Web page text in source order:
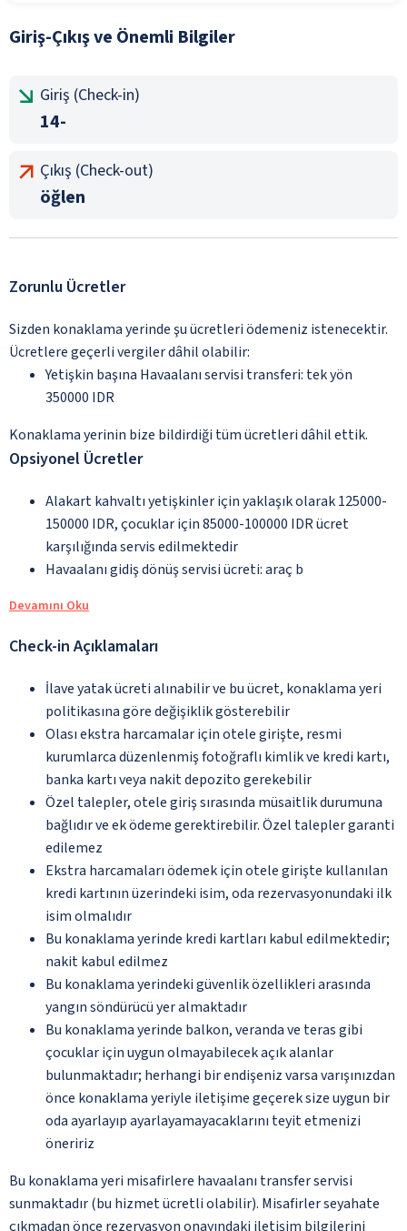
Giriş-Çıkış ve Önemli Bilgiler
Giriş (Check-in)
14-
Çıkış (Check-out)
öğlen
Zorunlu Ücretler
Sizden konaklama yerinde şu ücretleri ödemeniz istenecektir.
Ücretlere geçerli vergiler dâhil olabilir:
Yetişkin başına Havaalanı servisi transferi: tek yön
350000 IDR
Konaklama yerinin bize bildirdiği tüm ücretleri dâhil ettik.
Opsiyonel Ücretler
Alakart kahvaltı yetişkinler için yaklaşık olarak 125000-
150000 IDR, çocuklar için 85000-100000 IDR ücret
karşılığında servis edilmektedir
Havaalanı gidiş dönüş servisi ücreti: araç b
Devamını Oku
Check-in Açıklamaları
İlave yatak ücreti alınabilir ve bu ücret, konaklama yeri
politikasına göre değişiklik gösterebilir
Olası ekstra harcamalar için otele girişte, resmi
kurumlarca düzenlenmiş fotoğraflı kimlik ve kredi kartı,
banka kartı veya nakit depozito gerekebilir
Özel talepler, otele giriş sırasında müsaitlik durumuna
bağlıdır ve ek ödeme gerektirebilir. Özel talepler garanti
edilemez
Ekstra harcamaları ödemek için otele girişte kullanılan
kredi kartının üzerindeki isim, oda rezervasyonundaki ilk
isim olmalıdır
Bu konaklama yerinde kredi kartları kabul edilmektedir;
nakit kabul edilmez
Bu konaklama yerindeki güvenlik özellikleri arasında
yangın söndürücü yer almaktadır
Bu konaklama yerinde balkon, veranda ve teras gibi
çocuklar için uygun olmayabilecek açık alanlar
bulunmaktadır; herhangi bir endişeniz varsa varışınızdan
önce konaklama yeriyle iletişime geçerek size uygun bir
oda ayarlayıp ayarlayamayacaklarını teyit etmenizi
öneririz
Bu konaklama yeri misafirlere havaalanı transfer servisi
sunmaktadır (bu hizmet ücretli olabilir). Misafirler seyahate
çıkmadan önce rezervasyon onayındaki iletişim bilgilerini